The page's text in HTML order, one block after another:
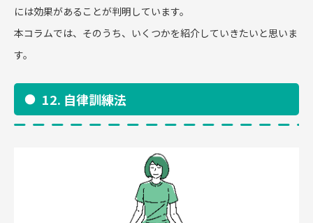
には効果があることが判明しています。
本コラムでは、そのうち、いくつかを紹介していきたいと思いま
す。
12. 自律訓練法